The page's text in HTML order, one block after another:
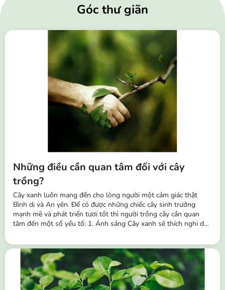
Góc thư giãn
Những điều cần quan tâm đối với cây
trồng?
Cây xanh luôn mang đến cho lòng người một cảm giác thật
Bình dị và An yên. Để có được những chiếc cây sinh trưởng
mạnh mẽ và phát triển tươi tốt thì người trồng cây cần quan
tâm đến một số yếu tố: 1. Ánh sáng Cây xanh sẽ thích nghi dần
cũng sẽ thích nghi với các môi trường khác nhau. Vì vậy, ngoài
tác dụng trang trí,...